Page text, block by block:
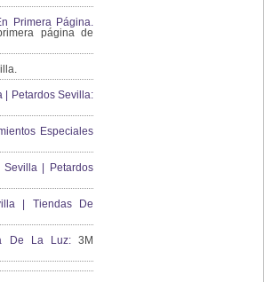
Primera Página.
página de
| Petardos Sevilla:
Especiales
| Petardos
| Tiendas De
De La Luz:3M